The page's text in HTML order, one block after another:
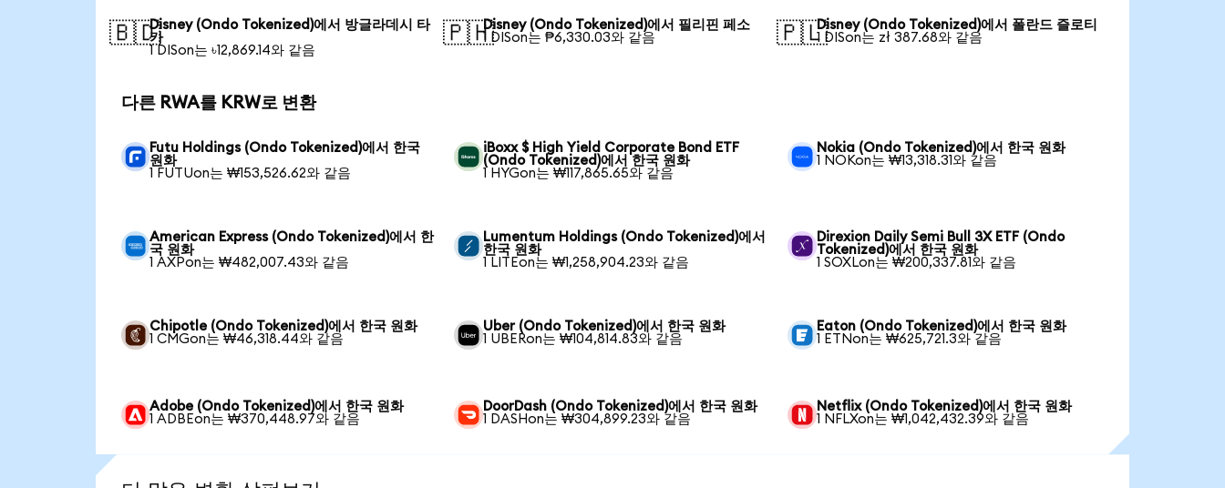
🇧🇩Disney (Ondo Tokenized)에서 방글라데시 타
카
1 DISon는 ৳12,869.14와 같음
🇵🇭Disney (Ondo Tokenized)에서 필리핀 페소
1 DISon는 ₱6,330.03와 같음
🇵🇱Disney (Ondo Tokenized)에서 폴란드 즐로티
1 DISon는 zł 387.68와 같음
다른 RWA를 KRW로 변환
Futu Holdings (Ondo Tokenized)에서 한국
원화
1 FUTUon는 ₩153,526.62와 같음
iBoxx $ High Yield Corporate Bond ETF
(Ondo Tokenized)에서 한국 원화
1 HYGon는 ₩117,865.65와 같음
Nokia (Ondo Tokenized)에서 한국 원화
1 NOKon는 ₩13,318.31와 같음
American Express (Ondo Tokenized)에서 한
국 원화
1 AXPon는 ₩482,007.43와 같음
Lumentum Holdings (Ondo Tokenized)에서
한국 원화
1 LITEon는 ₩1,258,904.23와 같음
Direxion Daily Semi Bull 3X ETF (Ondo
Tokenized)에서 한국 원화
1 SOXLon는 ₩200,337.81와 같음
Chipotle (Ondo Tokenized)에서 한국 원화
1 CMGon는 ₩46,318.44와 같음
Uber (Ondo Tokenized)에서 한국 원화
1 UBERon는 ₩104,814.83와 같음
Eaton (Ondo Tokenized)에서 한국 원화
1 ETNon는 ₩625,721.3와 같음
Adobe (Ondo Tokenized)에서 한국 원화
1 ADBEon는 ₩370,448.97와 같음
DoorDash (Ondo Tokenized)에서 한국 원화
1 DASHon는 ₩304,899.23와 같음
Netflix (Ondo Tokenized)에서 한국 원화
1 NFLXon는 ₩1,042,432.39와 같음